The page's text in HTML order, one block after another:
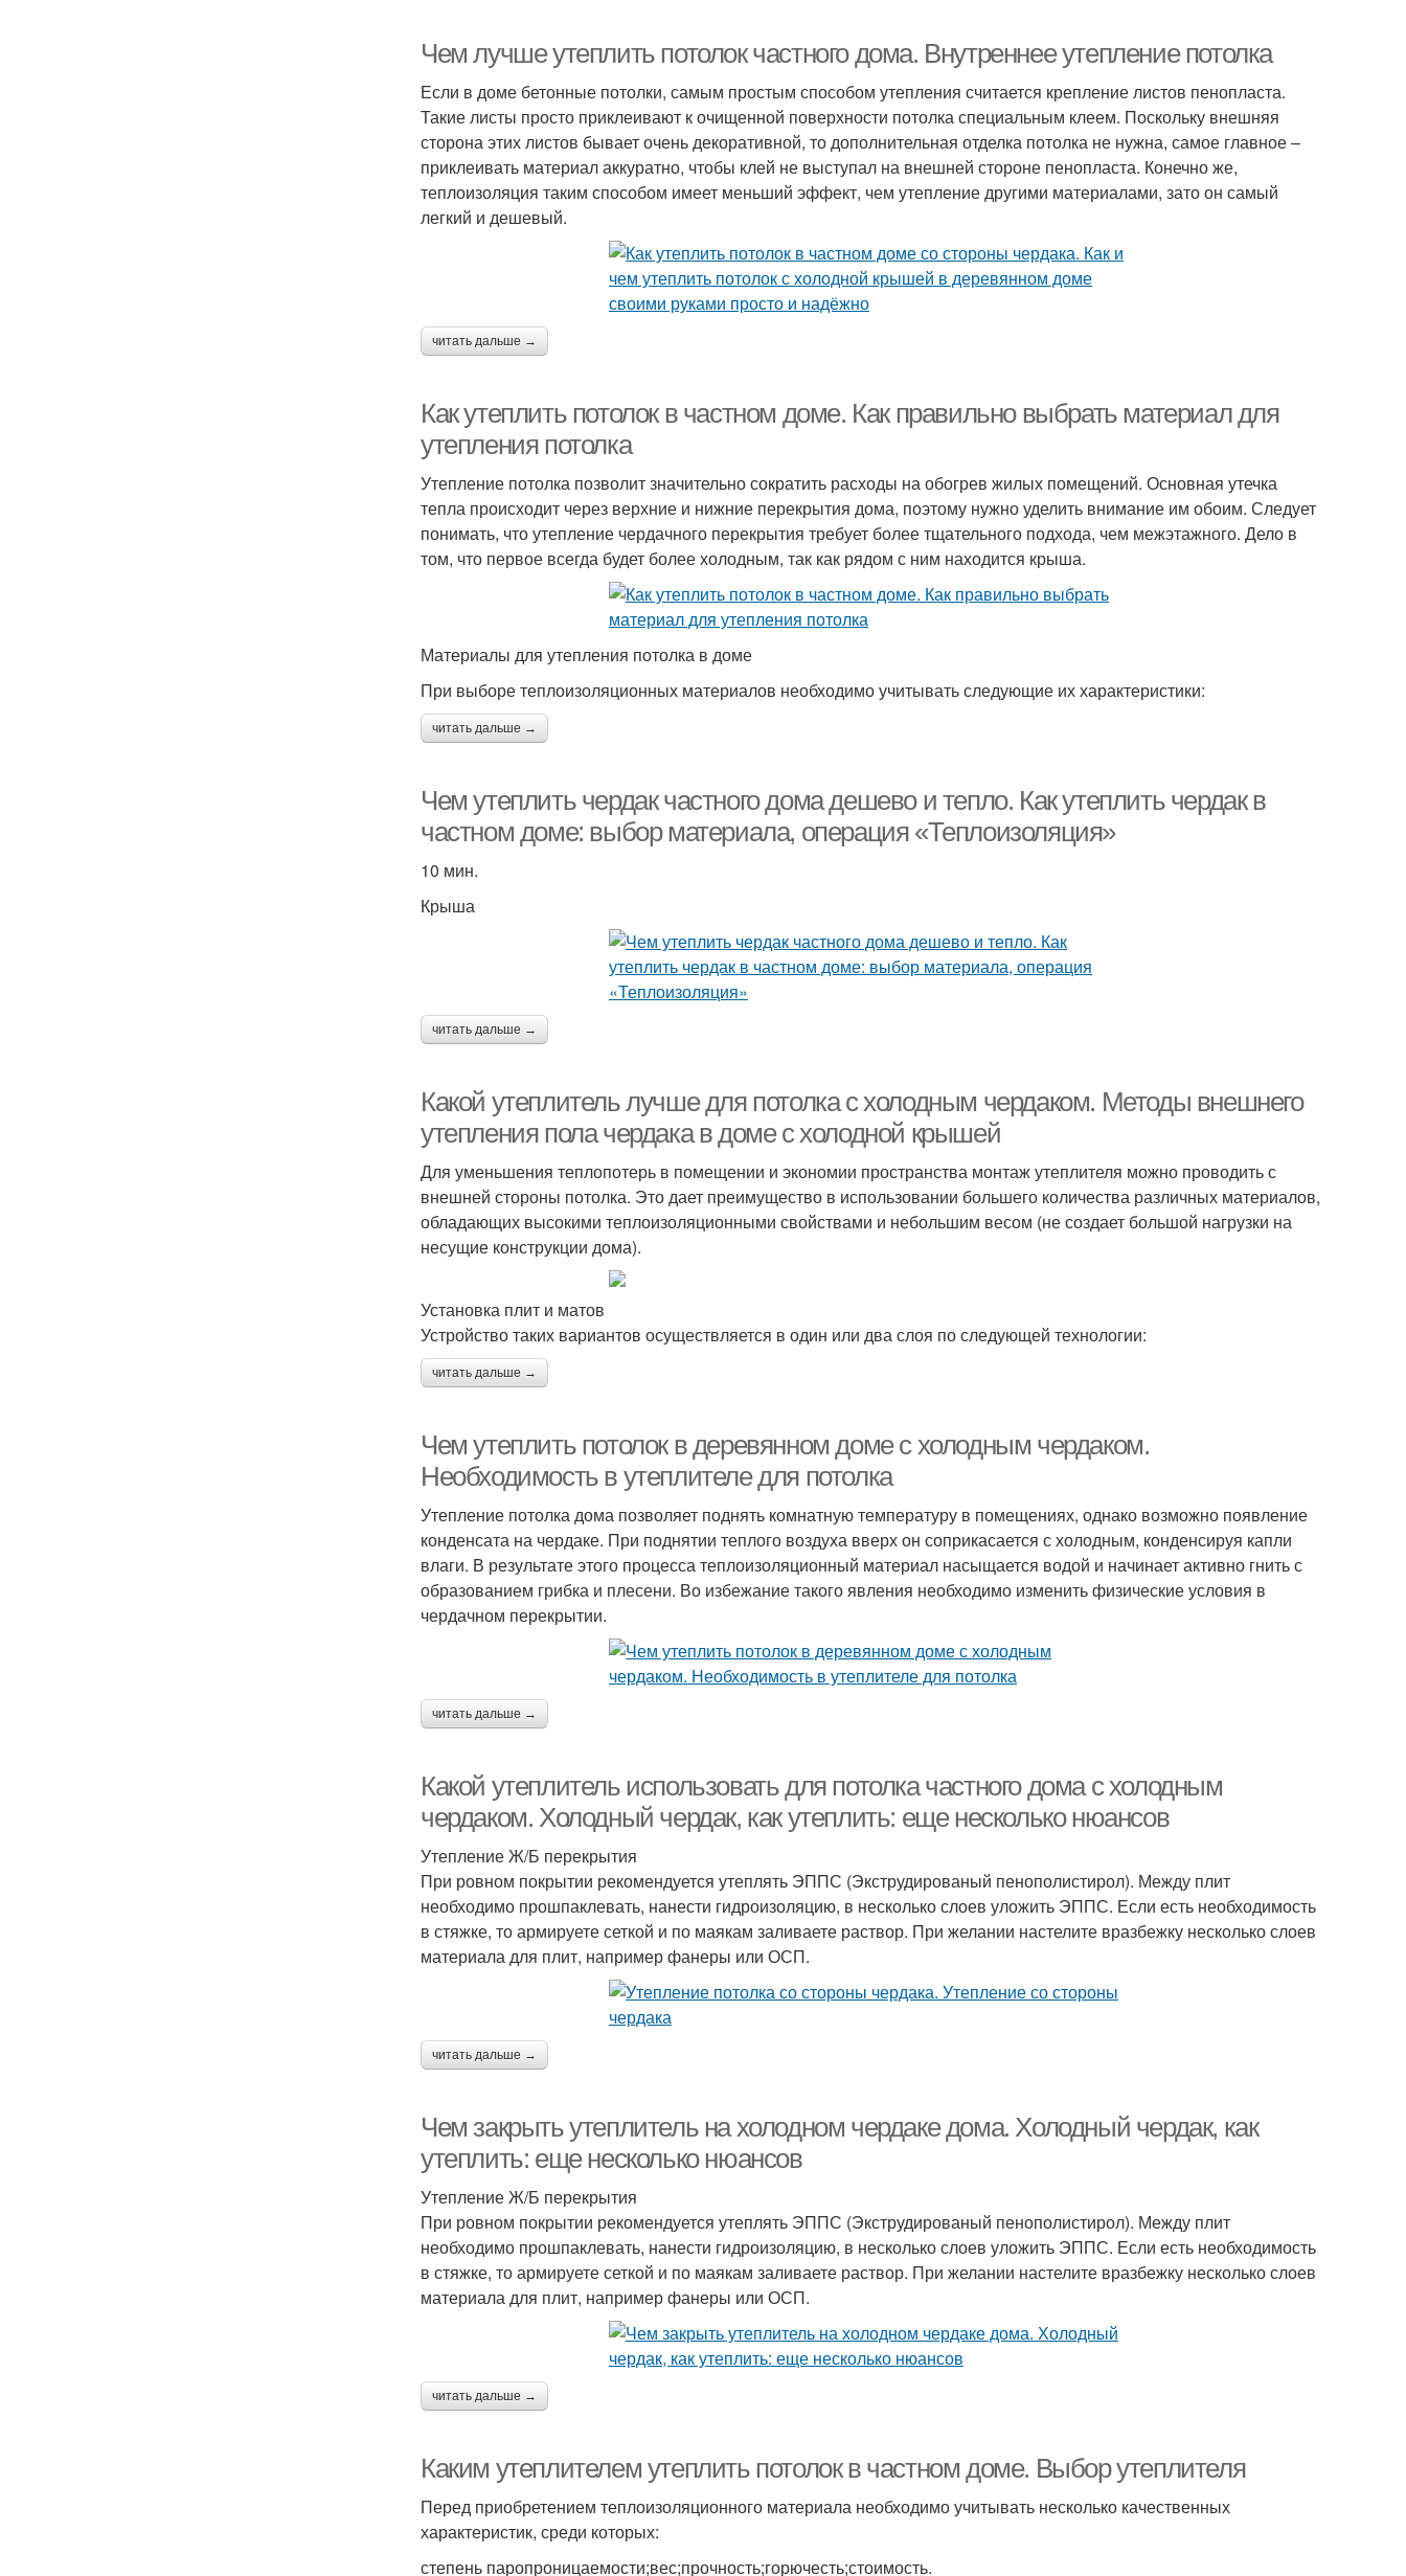
Чем лучше утеплить потолок частного дома. Внутреннее утепление потолка
Если в доме бетонные потолки, самым простым способом утепления считается крепление листов пенопласта.
Такие листы просто приклеивают к очищенной поверхности потолка специальным клеем. Поскольку внешняя
сторона этих листов бывает очень декоративной, то дополнительная отделка потолка не нужна, самое главное –
приклеивать материал аккуратно, чтобы клей не выступал на внешней стороне пенопласта. Конечно же,
теплоизоляция таким способом имеет меньший эффект, чем утепление другими материалами, зато он самый
легкий и дешевый.
читать дальше →
Как утеплить потолок в частном доме. Как правильно выбрать материал для
утепления потолка
Утепление потолка позволит значительно сократить расходы на обогрев жилых помещений. Основная утечка
тепла происходит через верхние и нижние перекрытия дома, поэтому нужно уделить внимание им обоим. Следует
понимать, что утепление чердачного перекрытия требует более тщательного подхода, чем межэтажного. Дело в
том, что первое всегда будет более холодным, так как рядом с ним находится крыша.
Материалы для утепления потолка в доме
При выборе теплоизоляционных материалов необходимо учитывать следующие их характеристики:
читать дальше →
Чем утеплить чердак частного дома дешево и тепло. Как утеплить чердак в
частном доме: выбор материала, операция «Теплоизоляция»
10 мин.
Крыша
читать дальше →
Какой утеплитель лучше для потолка с холодным чердаком. Методы внешнего
утепления пола чердака в доме с холодной крышей
Для уменьшения теплопотерь в помещении и экономии пространства монтаж утеплителя можно проводить с
внешней стороны потолка. Это дает преимущество в использовании большего количества различных материалов,
обладающих высокими теплоизоляционными свойствами и небольшим весом (не создает большой нагрузки на
несущие конструкции дома).
Установка плит и матов
Устройство таких вариантов осуществляется в один или два слоя по следующей технологии:
читать дальше →
Чем утеплить потолок в деревянном доме с холодным чердаком.
Необходимость в утеплителе для потолка
Утепление потолка дома позволяет поднять комнатную температуру в помещениях, однако возможно появление
конденсата на чердаке. При поднятии теплого воздуха вверх он соприкасается с холодным, конденсируя капли
влаги. В результате этого процесса теплоизоляционный материал насыщается водой и начинает активно гнить с
образованием грибка и плесени. Во избежание такого явления необходимо изменить физические условия в
чердачном перекрытии.
читать дальше →
Какой утеплитель использовать для потолка частного дома с холодным
чердаком. Холодный чердак, как утеплить: еще несколько нюансов
Утепление Ж/Б перекрытия
При ровном покрытии рекомендуется утеплять ЭППС (Экструдированый пенополистирол). Между плит
необходимо прошпаклевать, нанести гидроизоляцию, в несколько слоев уложить ЭППС. Если есть необходимость
в стяжке, то армируете сеткой и по маякам заливаете раствор. При желании настелите вразбежку несколько слоев
материала для плит, например фанеры или ОСП.
читать дальше →
Чем закрыть утеплитель на холодном чердаке дома. Холодный чердак, как
утеплить: еще несколько нюансов
Утепление Ж/Б перекрытия
При ровном покрытии рекомендуется утеплять ЭППС (Экструдированый пенополистирол). Между плит
необходимо прошпаклевать, нанести гидроизоляцию, в несколько слоев уложить ЭППС. Если есть необходимость
в стяжке, то армируете сеткой и по маякам заливаете раствор. При желании настелите вразбежку несколько слоев
материала для плит, например фанеры или ОСП.
читать дальше →
Каким утеплителем утеплить потолок в частном доме. Выбор утеплителя
Перед приобретением теплоизоляционного материала необходимо учитывать несколько качественных
характеристик, среди которых:
степень паропроницаемости;вес;прочность;горючесть;стоимость.